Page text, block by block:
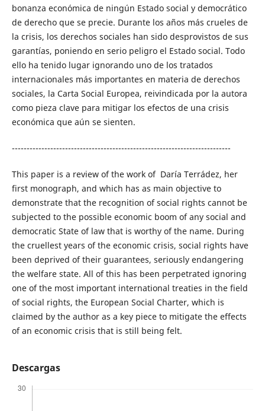
bonanza económica de ningún Estado social y democrático
de derecho que se precie. Durante los años más crueles de
la crisis, los derechos sociales han sido desprovistos de sus
garantías, poniendo en serio peligro el Estado social. Todo
ello ha tenido lugar ignorando uno de los tratados
internacionales más importantes en materia de derechos
sociales, la Carta Social Europea, reivindicada por la autora
como pieza clave para mitigar los efectos de una crisis
económica que aún se sienten.
--------------------------------------------------------------------------
This paper is a review of the work of Daría Terrádez, her
first monograph, and which has as main objective to
demonstrate that the recognition of social rights cannot be
subjected to the possible economic boom of any social and
democratic State of law that is worthy of the name. During
the cruellest years of the economic crisis, social rights have
been deprived of their guarantees, seriously endangering
the welfare state. All of this has been perpetrated ignoring
one of the most important international treaties in the field
of social rights, the European Social Charter, which is
claimed by the author as a key piece to mitigate the effects
of an economic crisis that is still being felt.
Descargas